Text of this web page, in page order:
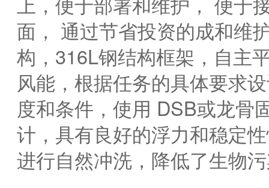
面， 通过节省投资的成和维
构，316L钢结构框架， 自主
风能，根据任务的具体要求
度和条件，使用 DSB或龙骨
计，具有良好的浮力和稳定
进行自然冲洗，降低了生物